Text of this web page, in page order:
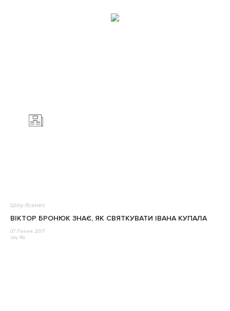
Шоу-бізнес
ВІКТОР БРОНЮК ЗНАЄ, ЯК СВЯТКУВАТИ ІВАНА КУПАЛА
07 Липня 2017
Jey Ro